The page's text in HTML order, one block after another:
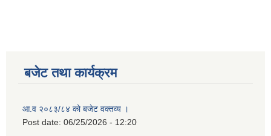
बजेट तथा कार्यक्रम
आ.व २०८३/८४ को बजेट वक्तव्य ।
Post date: 06/25/2026 - 12:20